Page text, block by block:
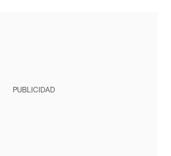
PUBLICIDAD